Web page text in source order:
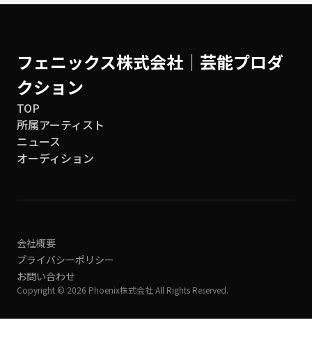
フェニックス株式会社│芸能プロダ
クション
TOP
所属アーティスト
ニュース
オーディション
会社概要
プライバシーポリシー
お問い合わせ
Copyright © 2026 Phoenix株式会社 All Rights Reserved.